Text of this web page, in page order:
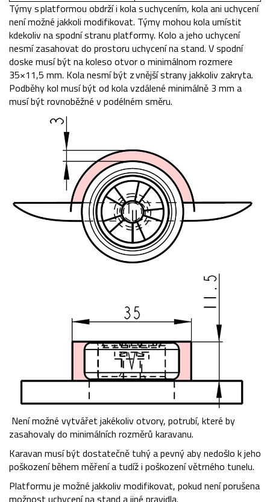
Týmy s platformou obdrží i kola s uchycením, kola ani uchycení
není možné jakkoli modifikovat. Týmy mohou kola umístit
kdekoliv na spodní stranu platformy. Kolo a jeho uchycení
nesmí zasahovat do prostoru uchycení na stand​. V spodní
doske musí být na koleso otvor o minimálnom rozmere
35×11,5 mm. Kola nesmí být z vnější strany jakkoliv zakryta.
Podběhy kol musí být od kola vzdálené minimálně 3 mm a
musí být rovnoběžné v podélném směru.
Není možné vytvářet jakékoliv otvory, potrubí, které by
zasahovaly do minimálních rozměrů karavanu​​.
Karavan musí být dostatečně tuhý a pevný aby nedošlo k jeho
poškození během měření a tudíž i poškození větrného tunelu.​
Platformu je možné jakkoliv modifikovat, pokud není porušena
možnost uchycení na stand a jiné pravidla.